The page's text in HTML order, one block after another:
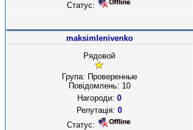
Статус:
maksimlenivenko
Рядовой
Група: Проверенные
Повідомлень: 10
Нагороди: 0
Репутація: 0
Статус: